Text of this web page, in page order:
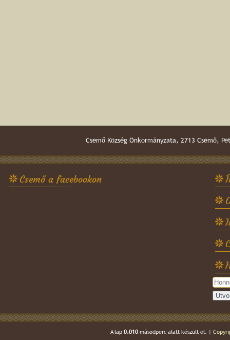
Csemő Község Önkormányzata, 2713
Csemő a facebookon
A lap 0.010másodperc alatt készült el. |